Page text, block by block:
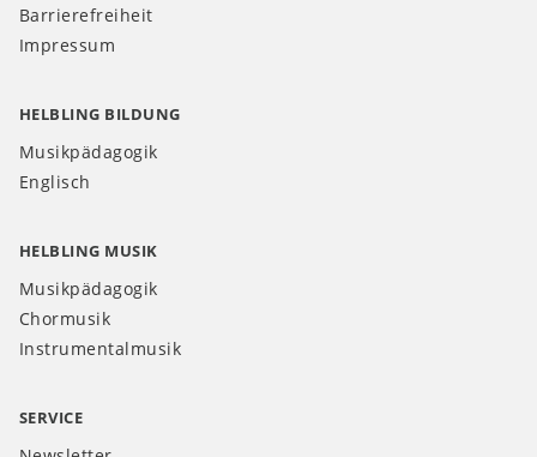
Barrierefreiheit
Impressum
HELBLING BILDUNG
Musikpädagogik
Englisch
HELBLING MUSIK
Musikpädagogik
Chormusik
Instrumentalmusik
SERVICE